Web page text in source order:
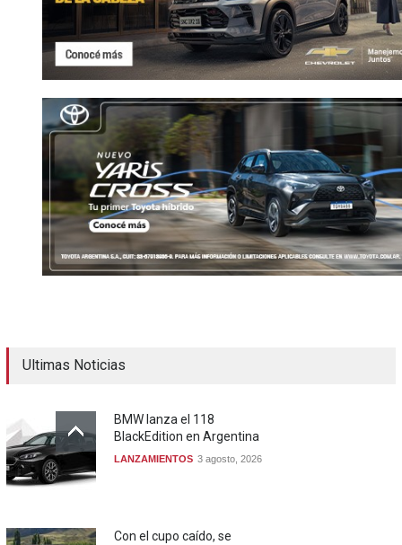
Ultimas Noticias
BMW lanza el 118
BlackEdition en Argentina
LANZAMIENTOS 3 agosto, 2026
Con el cupo caído, se